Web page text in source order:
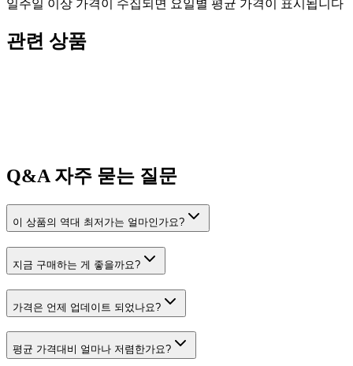
일주일 이상 가격이 수집되면 요일별 평균 가격이 표시됩니다
관련 상품
Q&A자주 묻는 질문
이 상품의 역대 최저가는 얼마인가요?
지금 구매하는 게 좋을까요?
가격은 언제 업데이트 되었나요?
평균 가격대비 얼마나 저렴한가요?